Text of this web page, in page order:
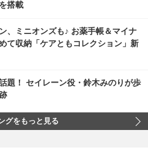
搭載
、ミニオンズも♪ お薬手帳＆マイナ
て収納「ケアともコレクション」新
題！ セイレーン役・鈴木みのりが歩
グをもっと見る